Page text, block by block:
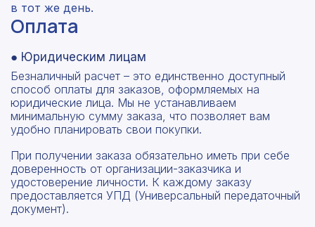
в тот же день.
Оплата
● Юридическим лицам
Безналичный расчет – это единственно доступный
способ оплаты для заказов, оформляемых на
юридические лица. Мы не устанавливаем
минимальную сумму заказа, что позволяет вам
удобно планировать свои покупки.
При получении заказа обязательно иметь при себе
доверенность от организации-заказчика и
удостоверение личности. К каждому заказу
предоставляется УПД (Универсальный передаточный
документ).